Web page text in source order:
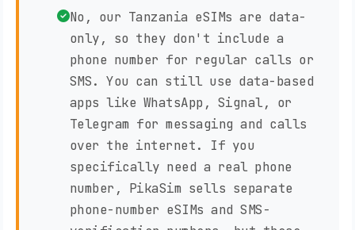
No, our Tanzania eSIMs are data-
only, so they don't include a
phone number for regular calls or
SMS. You can still use data-based
apps like WhatsApp, Signal, or
Telegram for messaging and calls
over the internet. If you
specifically need a real phone
number, PikaSim sells separate
phone-number eSIMs and SMS-